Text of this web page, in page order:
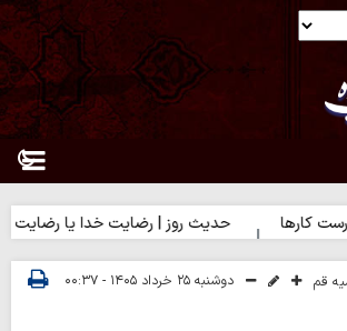
حدیث روز | رضایت خدا یا رضایت مردم؟
قم دوشنبه ۲۵ خرداد ۱۴۰۵ - ۰۰:۳۷